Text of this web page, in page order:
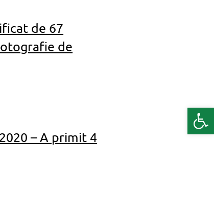
de 67
de
– A primit 4